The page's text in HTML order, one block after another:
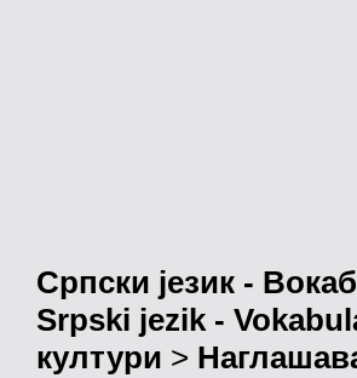
Српски језик -
Srpski jezik -
култури >